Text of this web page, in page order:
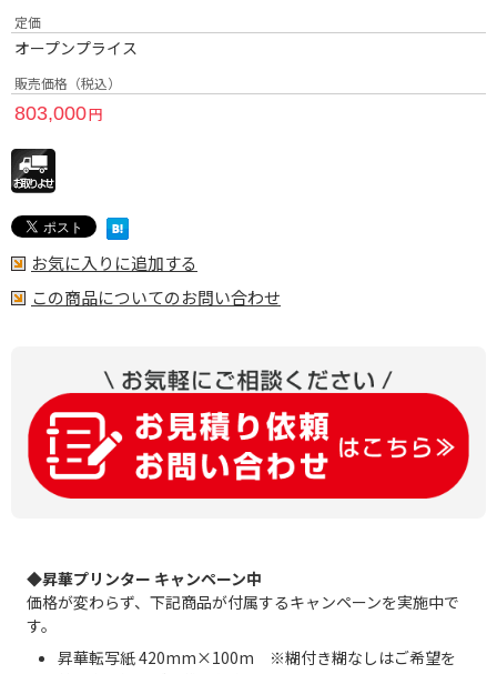
定価
オープンプライス
販売価格（税込）
803,000円
お気に入りに追加する
この商品についてのお問い合わせ
◆昇華プリンター キャンペーン中
価格が変わらず、下記商品が付属するキャンペーンを実施中で
す。
昇華転写紙 420mm×100m ※糊付き糊なしはご希望を